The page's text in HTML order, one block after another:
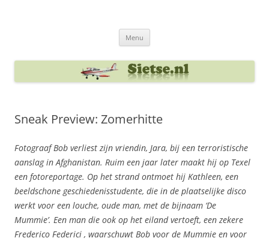
Menu
Sneak Preview: Zomerhitte
Fotograaf Bob verliest zijn vriendin, Jara, bij een terroristische
aanslag in Afghanistan. Ruim een jaar later maakt hij op Texel
een fotoreportage. Op het strand ontmoet hij Kathleen, een
beeldschone geschiedenisstudente, die in de plaatselijke disco
werkt voor een louche, oude man, met de bijnaam ‘De
Mummie’. Een man die ook op het eiland vertoeft, een zekere
Frederico Federici , waarschuwt Bob voor de Mummie en voor